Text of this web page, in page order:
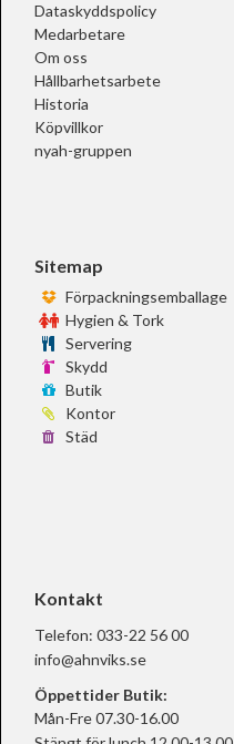
Dataskyddspolicy
Medarbetare
Om oss
Hållbarhetsarbete
Historia
Köpvillkor
nyah-gruppen
Sitemap
Förpackningsemballage
Hygien & Tork
Servering
Skydd
Butik
Kontor
Städ
Kontakt
Telefon: 033-22 56 00
info@ahnviks.se
Öppettider Butik:
Mån-Fre 07.30-16.00